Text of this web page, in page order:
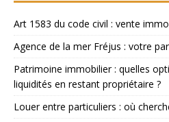
Art 1583 du code civil : vente
Agence de la mer Fréjus : votre
Patrimoine immobilier : quelles
liquidités en restant propriétaire ?
Louer entre particuliers : où